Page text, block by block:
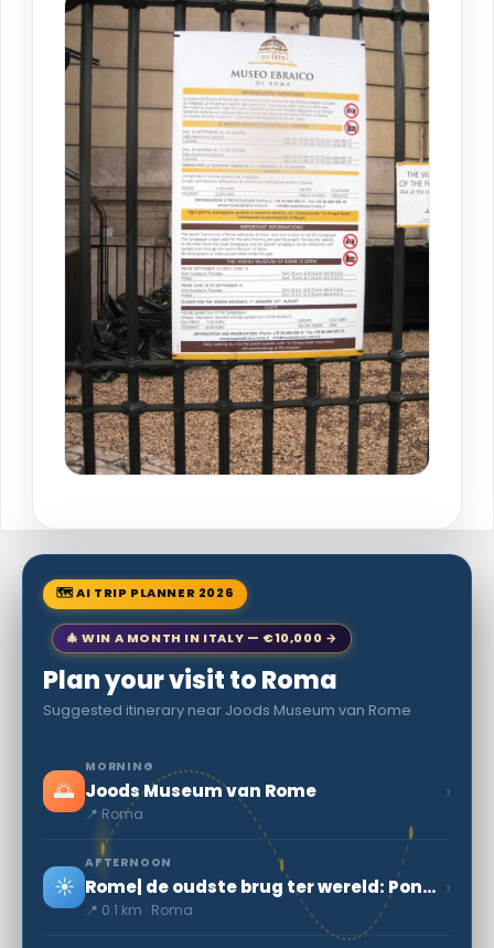
🗺 AI TRIP PLANNER 2026
🎄 WIN A MONTH IN ITALY — €10,000 →
Plan your visit to Roma
Suggested itinerary near Joods Museum van Rome
🌅
MORNING
Joods Museum van Rome
📍 Roma
›
☀️
AFTERNOON
Rome| de oudste brug ter wereld: Pons Fabricius
📍 0.1 km · Roma
›